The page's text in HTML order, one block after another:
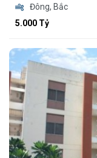
Đông, Bắc
5.000 Tỷ